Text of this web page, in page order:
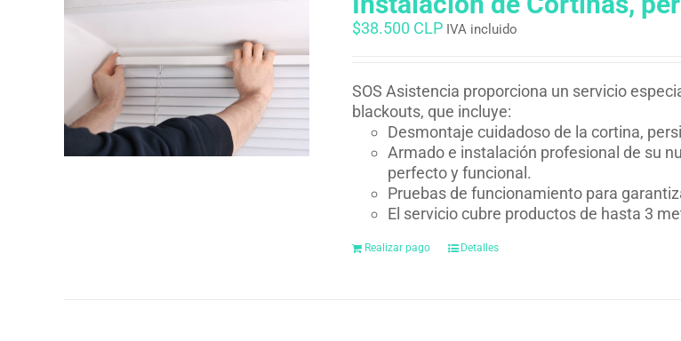
$38.500 CLP IVA incluido
SOS Asistencia proporciona un servicio
blackouts, que incluye:
Desmontaje cuidadoso de la cortina,
Armado e instalación profesional de su
perfecto y funcional.
Pruebas de funcionamiento para
El servicio cubre productos de hasta 3
Realizar pago Detalles